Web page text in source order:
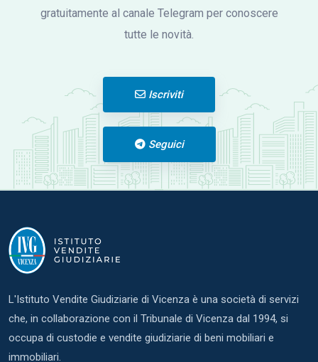
gratuitamente al canale Telegram per conoscere
tutte le novità.
Iscriviti
Seguici
L'Istituto Vendite Giudiziarie di Vicenza è una società di servizi
che, in collaborazione con il Tribunale di Vicenza dal 1994, si
occupa di custodie e vendite giudiziarie di beni mobiliari e
immobiliari.